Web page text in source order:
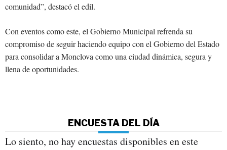
comunidad”, destacó el edil.
Con eventos como este, el Gobierno Municipal refrenda su
compromiso de seguir haciendo equipo con el Gobierno del Estado
para consolidar a Monclova como una ciudad dinámica, segura y
llena de oportunidades.
ENCUESTA DEL DÍA
Lo siento, no hay encuestas disponibles en este